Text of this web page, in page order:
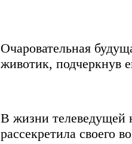
Очаровательная
животик, подчеркнув
В жизни телеведущей
рассекретила своего